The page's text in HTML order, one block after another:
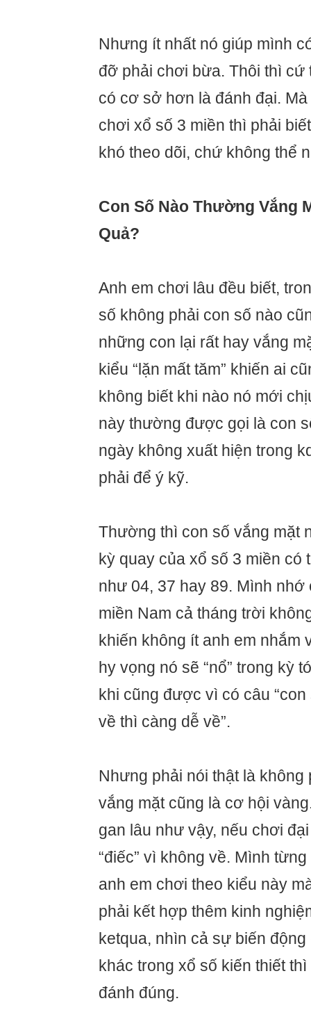
Nhưng ít nhất nó giúp mình
đỡ phải chơi bừa. Thôi thì cứ
có cơ sở hơn là đánh đại.
chơi xổ số 3 miền thì phải
khó theo dõi, chứ không thể
Con Số Nào Thường Vắng
Quả?
Anh em chơi lâu đều biết,
số không phải con số nào
những con lại rất hay vắng
kiểu “lặn mất tăm” khiến ai
không biết khi nào nó mới
này thường được gọi là con
ngày không xuất hiện trong
phải để ý kỹ.
Thường thì con số vắng mặt
kỳ quay của xổ số 3 miền có
như 04, 37 hay 89. Mình nhớ
miền Nam cả tháng trời
khiến không ít anh em nhắm
hy vọng nó sẽ “nổ” trong kỳ
khi cũng được vì có câu
về thì càng dễ về”.
Nhưng phải nói thật là không
vắng mặt cũng là cơ hội
gan lâu như vậy, nếu chơi
“điếc” vì không về. Mình
anh em chơi theo kiểu này
phải kết hợp thêm kinh
ketqua, nhìn cả sự biến
khác trong xổ số kiến thiết
đánh đúng.